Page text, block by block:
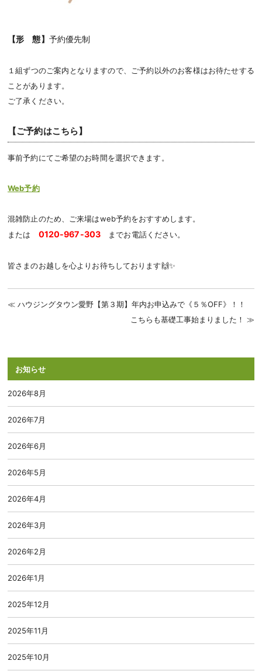
【形 態】 予約優先制
１組ずつのご案内となりますので、ご予約以外のお客様はお待たせする
ことがあります。
ご了承ください。
【ご予約はこちら】
事前予約にてご希望のお時間を選択できます。
Web予約
混雑防止のため、ご来場はweb予約をおすすめします。
または 0120-967-303 までお電話ください。
皆さまのお越しを心よりお待ちしております🙌✨
ハウジングタウン愛野【第３期】年内お申込みで《５％OFF》！！
こちらも基礎工事始まりました！
お知らせ
2026年8月
2026年7月
2026年6月
2026年5月
2026年4月
2026年3月
2026年2月
2026年1月
2025年12月
2025年11月
2025年10月